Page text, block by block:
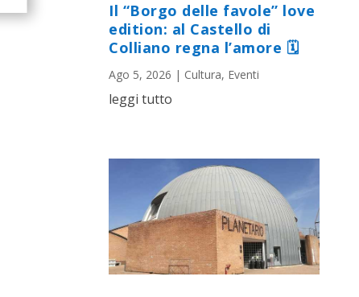
Il “Borgo delle favole” love
edition: al Castello di
Colliano regna l’amore 🗓
Ago 5, 2026 | Cultura, Eventi
leggi tutto